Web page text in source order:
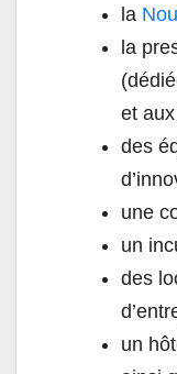
la
la
et
des
une
un
des
un